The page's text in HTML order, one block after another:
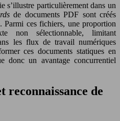
s’illustre particulièrement dans un
de documents PDF sont créés
Parmi ces fichiers, une proportion
non sélectionnable, limitant
les flux de travail numériques
ces documents statiques en
donc un avantage concurrentiel
reconnaissance de